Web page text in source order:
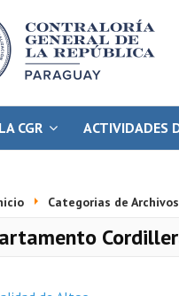
LA CGR ACTIVIDADES
Categorias de Archivos